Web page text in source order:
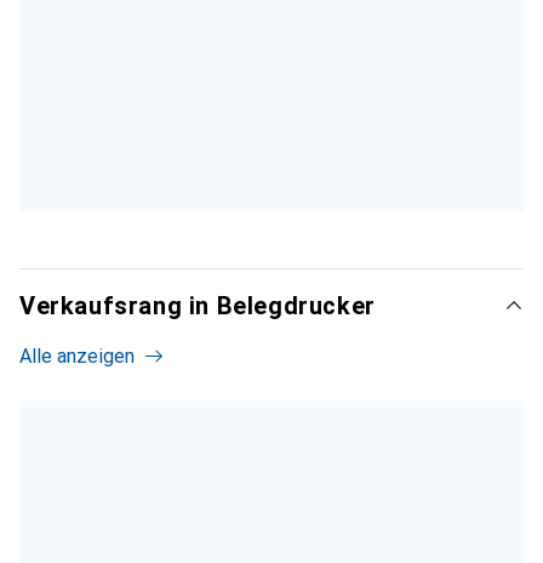
Verkaufsrang in Belegdrucker
Alle anzeigen